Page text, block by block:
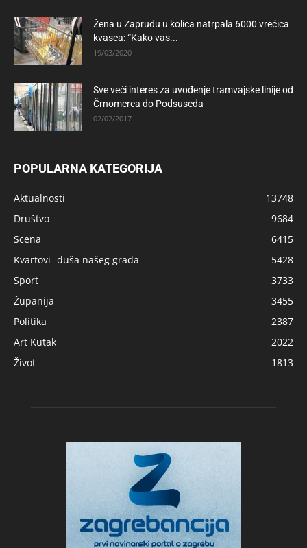
Žena u Zapruđu u kolica natrpala 6000 vrećica
kvasca: “Kako vas...
19/03/2020
Sve veći interes za uvođenje tramvajske linije od
Črnomerca do Podsuseda
02/02/2017
POPULARNA KATEGORIJA
Aktualnosti
13748
Društvo
9684
Scena
6415
Kvartovi- duša našeg grada
5428
Sport
3733
Županija
3455
Politika
2387
Art Kutak
2022
Život
1813